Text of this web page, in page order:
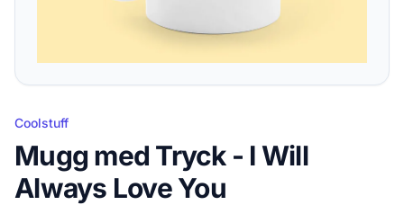
Coolstuff
Mugg med Tryck - I Will
Always Love You